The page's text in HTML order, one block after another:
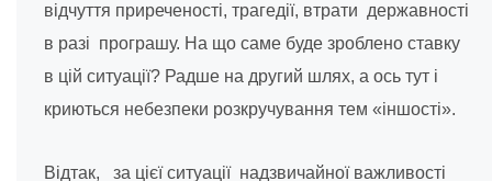
відчуття приреченості, трагедії, втрати державності
в разі програшу. На що саме буде зроблено ставку
в цій ситуації? Радше на другий шлях, а ось тут і
криються небезпеки розкручування тем «іншості».
Відтак, за цієї ситуації надзвичайної важливості